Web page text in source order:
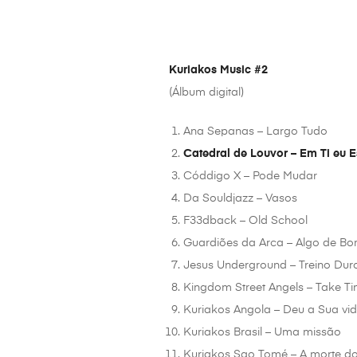
Kuriakos Music #2
(Álbum digital)
Ana Sepanas – Largo Tudo
Catedral de Louvor – Em Ti eu
Códdigo X – Pode Mudar
Da Souldjazz – Vasos
F33dback – Old School
Guardiões da Arca – Algo de
Jesus Underground – Treino
Kingdom Street Angels – Take
Kuriakos Angola – Deu a Sua
Kuriakos Brasil – Uma missão
Kuriakos Sao Tomé – A morte